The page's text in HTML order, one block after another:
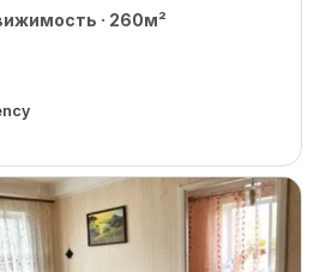
· 260м²